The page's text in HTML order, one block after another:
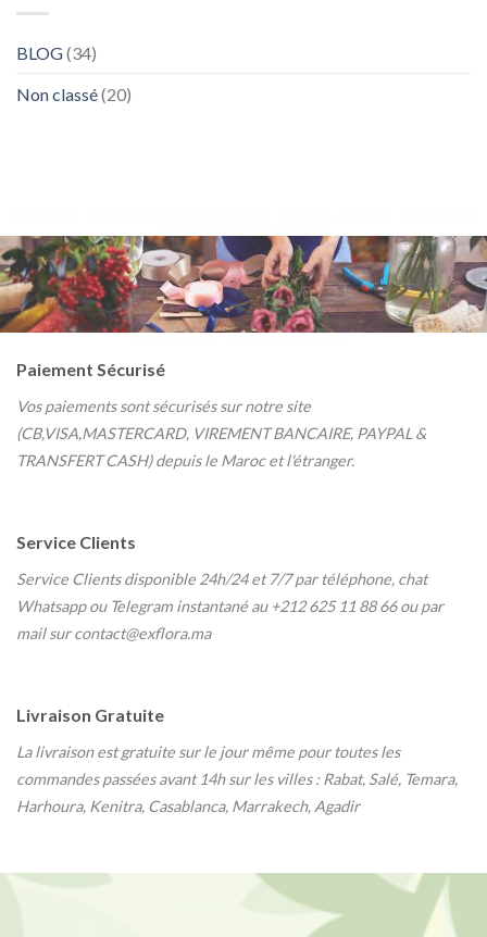
BLOG(34)
Non classé(20)
Paiement Sécurisé
Vos paiements sont sécurisés sur notre site
(CB,VISA,MASTERCARD, VIREMENT BANCAIRE, PAYPAL &
TRANSFERT CASH) depuis le Maroc et l'étranger.
Service Clients
Service Clients disponible 24h/24 et 7/7par téléphone, chat
Whatsapp ou Telegram instantané au +212 625 11 88 66 ou par
mail sur contact@exflora.ma
Livraison Gratuite
La livraison est gratuite sur le jour même pour toutes les
commandes passées avant 14h sur les villes : Rabat, Salé, Temara,
Harhoura, Kenitra, Casablanca, Marrakech, Agadir